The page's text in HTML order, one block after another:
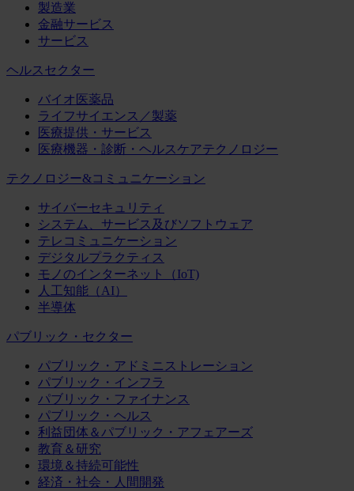
製造業
金融サービス
サービス
ヘルスセクター
バイオ医薬品
ライフサイエンス／製薬
医療提供・サービス
医療機器・診断・ヘルスケアテクノロジー
テクノロジー&コミュニケーション
サイバーセキュリティ
システム、サービス及びソフトウェア
テレコミュニケーション
デジタルプラクティス
モノのインターネット（IoT)
人工知能（AI）
半導体
パブリック・セクター
パブリック・アドミニストレーション
パブリック・インフラ
パブリック・ファイナンス
パブリック・ヘルス
利益団体＆パブリック・アフェアーズ
教育＆研究
環境＆持続可能性
経済・社会・人間開発